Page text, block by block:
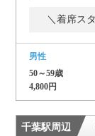
男性
50～59歳
4,800円
千葉駅周辺